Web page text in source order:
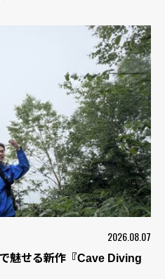
2026.08.07
魅せる新作『Cave Diving